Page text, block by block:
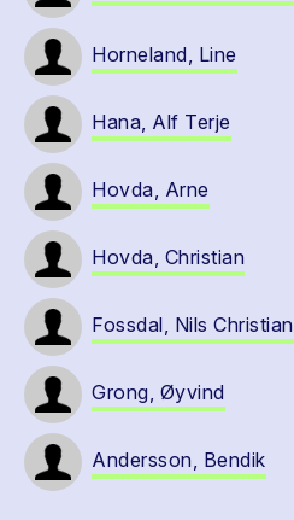
Horneland, Line
Hana, Alf Terje
Hovda, Arne
Hovda, Christian
Fossdal, Nils Christian
Grong, Øyvind
Andersson, Bendik